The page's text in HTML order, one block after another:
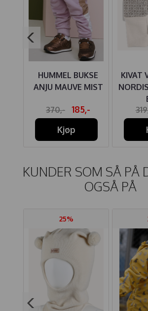
HUMMEL BUKSE
ANJU MAUVE MIST
370,-
185,-
Kjøp
KIVAT
KUNDER SOM SÅ PÅ
OGSÅ PÅ
25%